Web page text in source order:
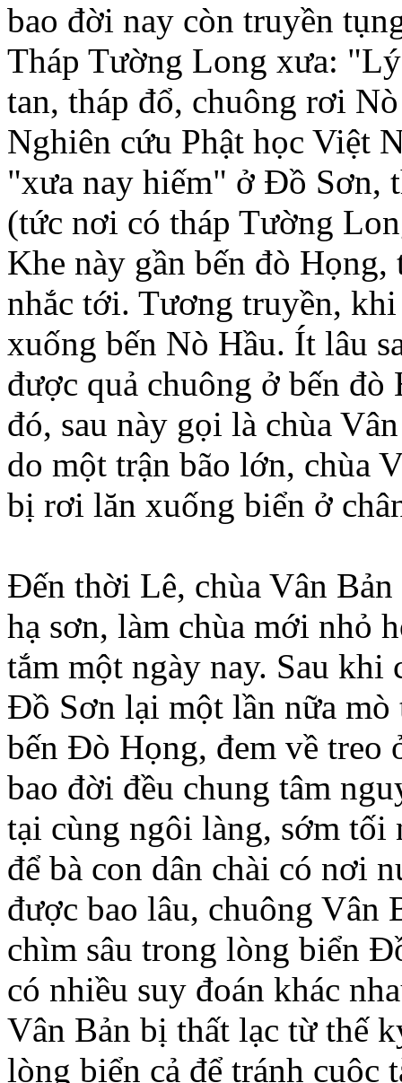
bao đời nay còn truyền
Tháp Tường Long xưa:
tan, tháp đổ, chuông rơi
Nghiên cứu Phật học Việt
"xưa nay hiếm" ở Đồ Sơn,
(tức nơi có tháp Tường
Khe này gần bến đò Họng,
nhắc tới. Tương truyền,
xuống bến Nò Hầu. Ít lâu
được quả chuông ở bến
đó, sau này gọi là chùa
do một trận bão lớn, chùa
bị rơi lăn xuống biển ở
Đến thời Lê, chùa Vân
hạ sơn, làm chùa mới nhỏ
tắm một ngày nay. Sau
Đồ Sơn lại một lần nữa
bến Đò Họng, đem về treo
bao đời đều chung tâm
tại cùng ngôi làng, sớm tối
để bà con dân chài có nơi
được bao lâu, chuông Vân
chìm sâu trong lòng biển
có nhiều suy đoán khác
Vân Bản bị thất lạc từ thế
lòng biển cả để tránh cuộc